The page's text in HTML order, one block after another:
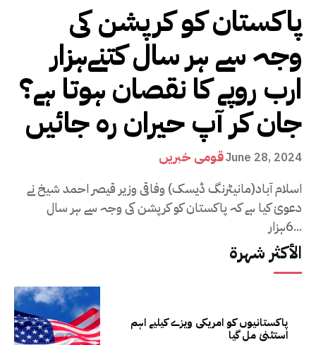
پاکستان کو کرپشن کی
وجہ سے ہر سال کتنےہزار
ارب روپے کا نقصان ہوتا ہے؟
جان کر آپ حیران رہ جائیں
قومی خبریںJune 28, 2024
اسلام آباد(مانیٹرنگ ڈیسک) وفاقی وزیر قیصر احمد شیخ نے
دعویٰ کیا ہے کہ پاکستان کو کرپشن کی وجہ سے ہر سال
6ہزار...
الأكثر شهرة
پاکستانیوں کو امریکی ویزے کیلیے اہم
استثنیٰ مل گیا